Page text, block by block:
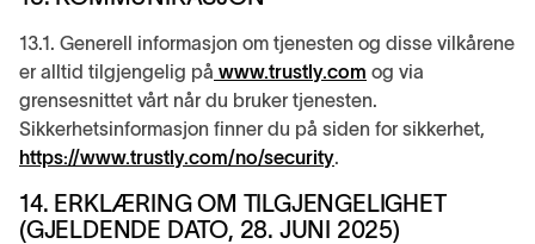
13.1. Generell informasjon om tjenesten og disse vilkårene
er alltid tilgjengelig på www.trustly.com og via
grensesnittet vårt når du bruker tjenesten.
Sikkerhetsinformasjon finner du på siden for sikkerhet,
https://www.trustly.com/no/security.
14. ERKLÆRING OM TILGJENGELIGHET
(GJELDENDE DATO, 28. JUNI 2025)